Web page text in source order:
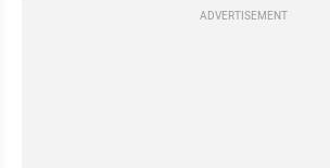
ADVERTISEMENT